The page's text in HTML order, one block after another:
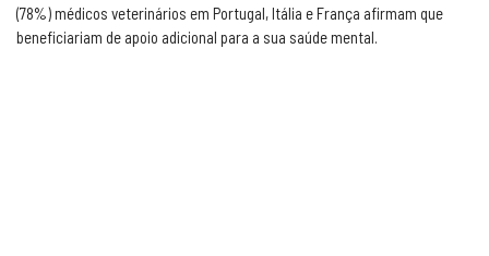
(78%) médicos veterinários em Portugal, Itália e França afirmam que
beneficiariam de apoio adicional para a sua saúde mental.